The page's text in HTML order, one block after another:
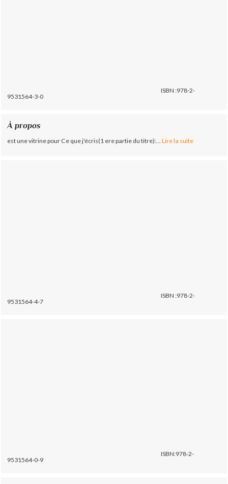
ISBN :978-2-
9531564-3-0
À propos
est une vitrine pour Ce que j'écris(1 ere partie du titre):... Lire la suite
ISBN :978-2-
9531564-4-7
ISBN:978-2-
9531564-0-9